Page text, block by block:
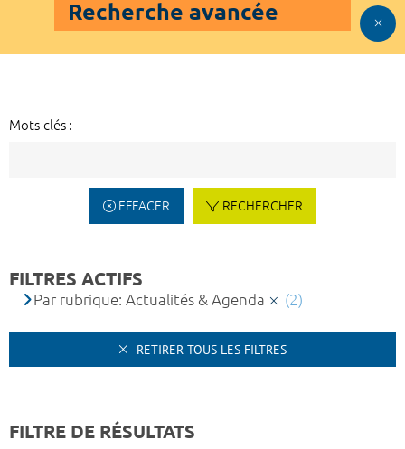
Recherche avancée
Mots-clés :
EFFACER RECHERCHER
FILTRES ACTIFS
Par rubrique: Actualités & Agenda (2)
RETIRER TOUS LES FILTRES
FILTRE DE RÉSULTATS